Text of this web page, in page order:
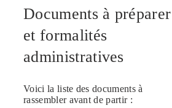
Documents à préparer
et formalités
administratives
Voici la liste des documents à
rassembler avant de partir :